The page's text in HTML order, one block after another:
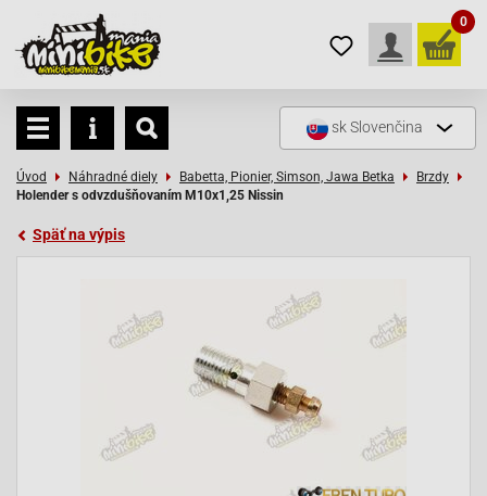
0
skSlovenčina
Úvod Náhradné diely Babetta, Pionier, Simson, Jawa Betka
Brzdy
Holender s odvzdušňovaním M10x1,25 Nissin
Späť na výpis